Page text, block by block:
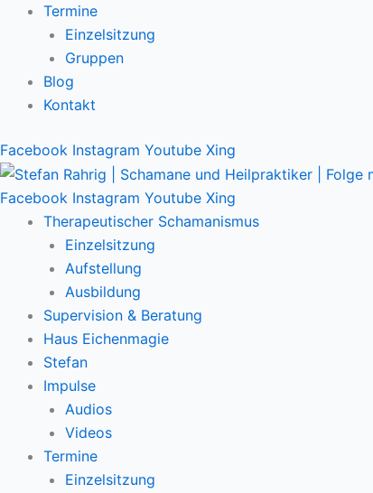
Termine
Einzelsitzung
Gruppen
Blog
Kontakt
Facebook Instagram Youtube Xing
Facebook Instagram Youtube Xing
Therapeutischer Schamanismus
Einzelsitzung
Aufstellung
Ausbildung
Supervision & Beratung
Haus Eichenmagie
Stefan
Impulse
Audios
Videos
Termine
Einzelsitzung